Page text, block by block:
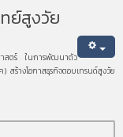
ย์สูงวัย
าสตร์ ในการพัฒนาตัว
สร้างโอกาสธุรกิจตอบเทรนด์สูงวัย